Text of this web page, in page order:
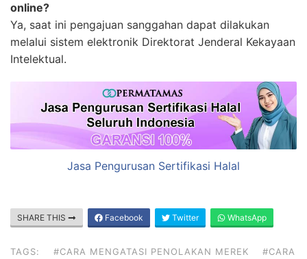
online?
Ya, saat ini pengajuan sanggahan dapat dilakukan
melalui sistem elektronik Direktorat Jenderal Kekayaan
Intelektual.
Jasa Pengurusan Sertifikasi Halal
SHARE THIS Facebook Twitter WhatsApp
TAGS: #CARA MENGATASI PENOLAKAN MEREK
#CARA